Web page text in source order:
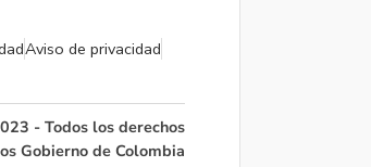
Aviso de privacidad
- Todos los derechos
Gobierno de Colombia